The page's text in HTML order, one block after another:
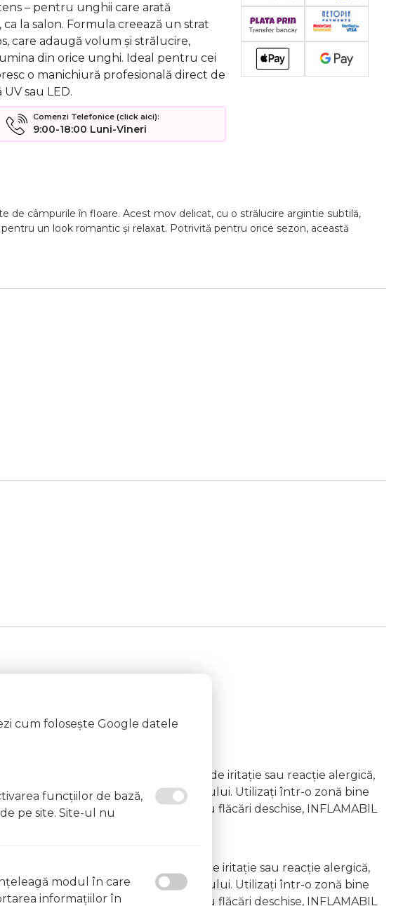
– pentru unghii care arată
ca la salon. Formula creează un strat
care adaugă volum și strălucire,
din orice unghi. Ideal pentru cei
o manichiură profesională direct de
UV sau LED.
Comenzi Telefonice (click aici):
9:00-18:00 Luni-Vineri
de câmpurile în floare. Acest mov delicat, cu o strălucire argintie subtilă,
un look romantic și relaxat. Potrivită pentru orice sezon, această
se lăsa la îndemâna copiilor În caz de iritație sau reacție alergică,
Evitați inhalarea vapourilor produsului. Utilizați într-o zonă bine
expunerea la surse de căldură sau flăcări deschise, INFLAMABIL
lăsa la îndemâna copiilor În caz de iritație sau reacție alergică,
Evitați inhalarea vapourilor produsului. Utilizați într-o zonă bine
expunerea la surse de căldură sau flăcări deschise, INFLAMABIL
cum folosește Google datele
funcţiilor de bază,
pe site. Site-ul nu
modul în care
informaţiilor în